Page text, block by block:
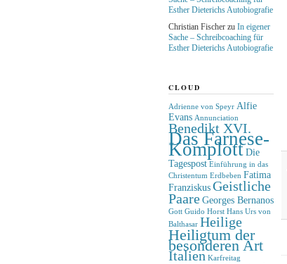
Esther Dieterichs Autobiografie
Christian Fischerzu In eigener
Sache – Schreibcoaching für
Esther Dieterichs Autobiografie
CLOUD
Adrienne von Speyr Alfie
Evans Annunciation
Benedikt XVI.
Das Farnese-
Komplott Die
Tagespost Einführung in das
Christentum Erdbeben Fatima
Franziskus Geistliche
Paare Georges Bernanos
Gott Guido Horst Hans Urs von
Balthasar Heilige
Heiligtum der
besonderen Art
Italien Karfreitag